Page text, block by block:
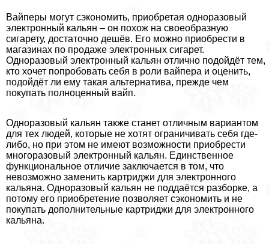
Вайперы могут сэкономить, приобретая одноразовый
электронный кальян – он похож на своеобразную
сигарету, достаточно дешёв. Его можно приобрести в
магазинах по продаже электронных сигарет.
Одноразовый электронный кальян отлично подойдёт тем,
кто хочет попробовать себя в роли вайпера и оценить,
подойдёт ли ему такая альтернатива, прежде чем
покупать полноценный вайп.
Одноразовый кальян также станет отличным вариантом
для тех людей, которые не хотят ограничивать себя где-
либо, но при этом не имеют возможности приобрести
многоразовый электронный кальян. Единственное
функциональное отличие заключается в том, что
невозможно заменить картриджи для электронного
кальяна. Одноразовый кальян не поддаётся разборке, а
потому его приобретение позволяет сэкономить и не
покупать дополнительные картриджи для электронного
кальяна.